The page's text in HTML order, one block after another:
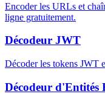
Encoder les URLs et
ligne gratuitement.
Décodeur JWT
Décoder les tokens JWT
Décodeur